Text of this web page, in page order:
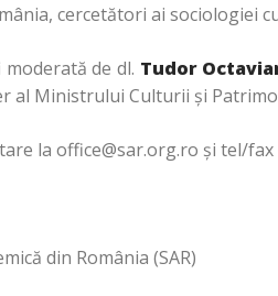
cercetători ai sociologiei
de dl. Tudor
al Ministrului Culturii şi
la office@sar.org.ro şi tel/fax
din România (SAR)